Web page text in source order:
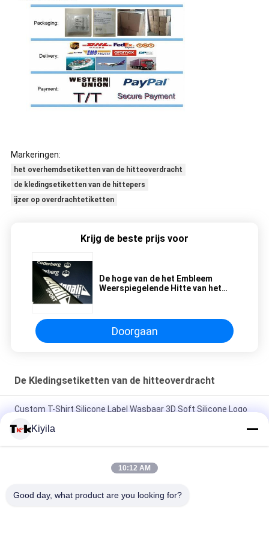
Markeringen:
het overhemdsetiketten van de hitteoverdracht
de kledingsetiketten van de hittepers
ijzer op overdrachtetiketten
Krijg de beste prijs voor
De hoge van de het Embleem
Weerspiegelende Hitte van het
Doorgaan
De Kledingsetiketten van de hitteoverdracht
Custom T-Shirt Silicone Label Wasbaar 3D Soft Silicone Logo
Custom Mould Injection Silicone Label Wasbaar 3D Soft
Silicone Logo Warm Transfer Silicone Badge
Warmtetransfer Label voor kleding
Kiyila
10:12 AM
Good day, what product are you looking for?